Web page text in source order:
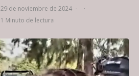
29 de noviembre de 2024 ·
·
1 Minuto de lectura